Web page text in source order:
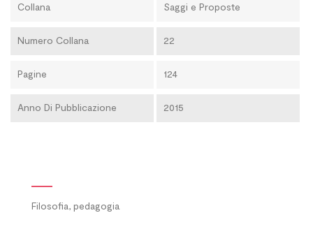
Collana Saggi e Proposte
Numero Collana 22
Pagine 124
Anno Di Pubblicazione 2015
Filosofia, pedagogia